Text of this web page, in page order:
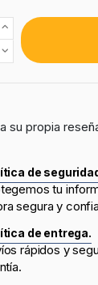
su propia
de
tu
segura y
de entrega.
rápidos y